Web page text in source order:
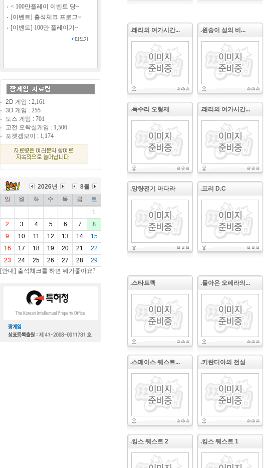
< 100만플레이 이벤트 당~
[이벤트] 출석체크 프로그~
[이벤트] 100만 플레이기~
2D 게임 : 2,161
3D 게임 : 255
도스 게임 : 701
고전 오락실게임 : 1,506
포켓겜보이 : 1,174
2026년
8월
일
월 화 수 목 금
토
1
2
3 4 5 6 7
8
9
10 11 12 13 14
15
16
17 18 19 20 21
22
23
24 25 26 27 28
29
[안내] 출석체크를 하면 뭐가좋아요?
.래리의 여가시간... .원숭이 섬의 비...
.독수리 오형제 .래리의 여가시간...
.망량전기 마다라 .프리 D.C
.스타트랙 .돌아온 오페라의...
.스페이스 퀘스트... .키란디아의 전설
.킹스 퀘스트 2 .킹스 퀘스트 1